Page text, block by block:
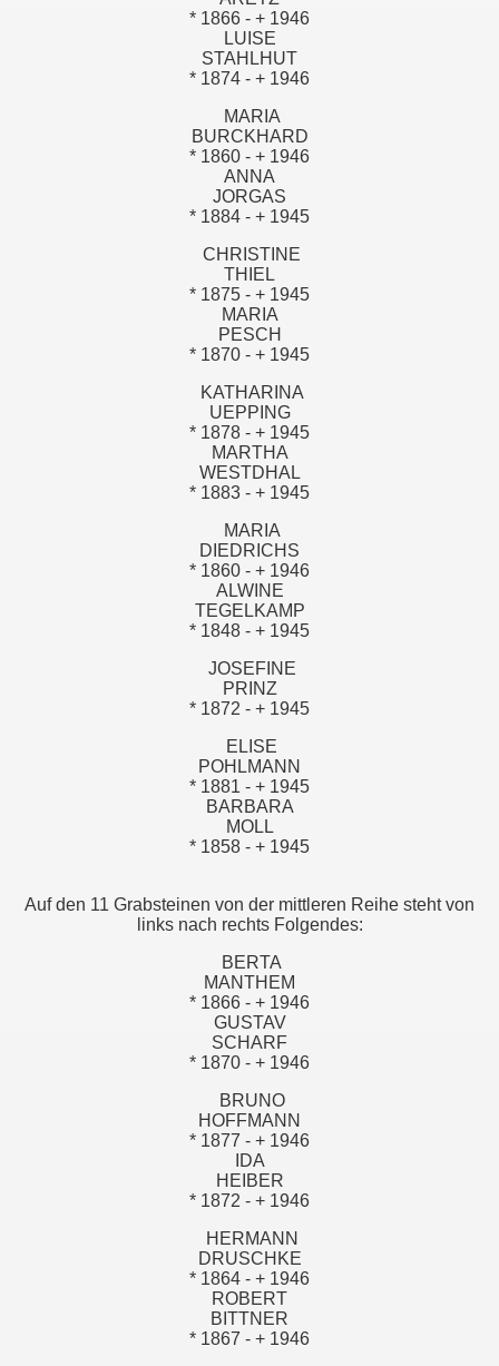
* 1866 - + 1946
LUISE
STAHLHUT
* 1874 - + 1946
MARIA
BURCKHARD
* 1860 - + 1946
ANNA
JORGAS
* 1884 - + 1945
CHRISTINE
THIEL
* 1875 - + 1945
MARIA
PESCH
* 1870 - + 1945
KATHARINA
UEPPING
* 1878 - + 1945
MARTHA
WESTDHAL
* 1883 - + 1945
MARIA
DIEDRICHS
* 1860 - + 1946
ALWINE
TEGELKAMP
* 1848 - + 1945
JOSEFINE
PRINZ
* 1872 - + 1945
ELISE
POHLMANN
* 1881 - + 1945
BARBARA
MOLL
* 1858 - + 1945
Auf den 11 Grabsteinen von der mittleren Reihe steht von
links nach rechts Folgendes:
BERTA
MANTHEM
* 1866 - + 1946
GUSTAV
SCHARF
* 1870 - + 1946
BRUNO
HOFFMANN
* 1877 - + 1946
IDA
HEIBER
* 1872 - + 1946
HERMANN
DRUSCHKE
* 1864 - + 1946
ROBERT
BITTNER
* 1867 - + 1946